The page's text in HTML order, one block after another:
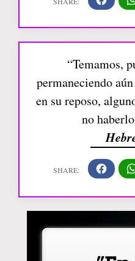
“Temamos,
permaneciendo
en su reposo,
no